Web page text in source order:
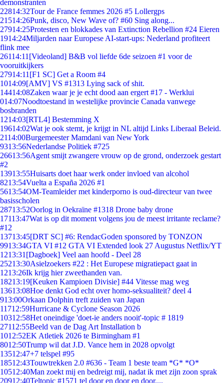
demonstranten
22814:32Tour de France femmes 2026 #5 Lollergps
21514:26Punk, disco, New Wave of? #60 Sing along...
27914:25Protesten en blokkades van Extinction Rebellion #24 Eieren
1914:24Miljarden naar Europese AI-start-ups: Nederland profiteert
flink mee
26114:11 [Videoland] B&B vol liefde 6de seizoen #1 voor de
vooruitkijkers
27914:11 [F1 SC] Get a Room #4
1014:09[AMV] VS #1313 Lying sack of shit.
14414:08Zaken waar je je echt dood aan ergert #17 - Werklui
014:07Noodtoestand in westelijke provincie Canada vanwege
bosbranden
1214:03[RTL4] Bestemming X
19614:02Wat je ook stemt, je krijgt in NL altijd Links Liberaal Beleid.
2114:00Burgemeester Mamdani van New York
9313:56Nederlandse Politiek #725
26613:56Agent smijt zwangere vrouw op de grond, onderzoek gestart
#2
13913:55Huisarts doet haar werk onder invloed van alcohol
8213:54Vuelta a España 2026 #1
5613:54OM-Teamleider met kinderporno is oud-directeur van twee
basisscholen
28713:52Oorlog in Oekraïne #1318 Drone baby drone
17113:47Wat is op dit moment volgens jou de meest irritante reclame?
#12
13713:45[DRT SC] #6: RendacGoden sponsored by TONZON
9913:34GTA VI #12 GTA VI Extended look 27 Augustus Netflix/YT
1213:31 [Dagboek] Veel aan hoofd - Deel 28
25213:30Asielzoekers #22 : Het Europese migratiepact gaat in
1213:26Ik krijg hier zweethanden van.
18213:19[Keuken Kampioen Divisie] #44 Vitesse mag weg
13613:08Hoe denkt God echt over homo-seksualiteit? deel 4
913:00Orkaan Dolphin treft zuiden van Japan
11712:59Hurricane & Cyclone Season 2026
10312:58Het oneindige 'doet-ie anders nooit'-topic # 1819
27112:55Beeld van de Dag Art Installation b
1012:52EK Atletiek 2026 te Birmingham #1
8012:50Trump wil dat J.D. Vance hem in 2028 opvolgt
13512:47+7 telspel #95
18512:43Touwtrekken 2.0 #636 - Team 1 beste team *G* *O*
10512:40Man zoekt mij en bedreigt mij, nadat ik met zijn zoon sprak
20912:40Teltopic #1571 tel door en door en door....